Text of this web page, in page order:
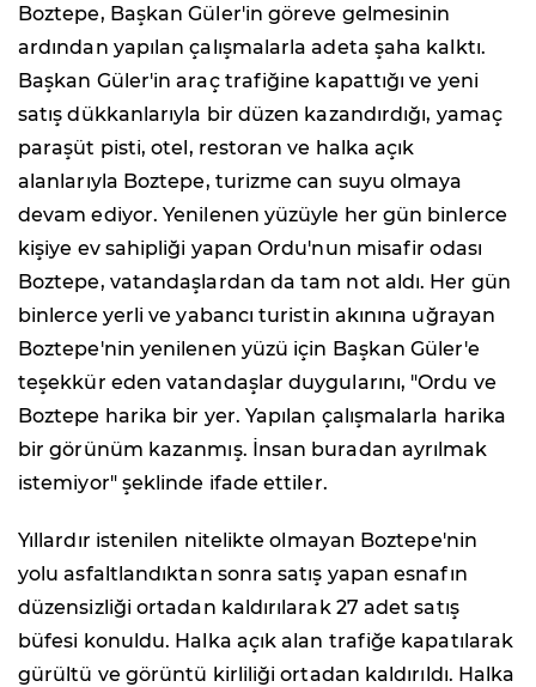
Boztepe, Başkan Güler'in göreve gelmesinin
ardından yapılan çalışmalarla adeta şaha kalktı.
Başkan Güler'in araç trafiğine kapattığı ve yeni
satış dükkanlarıyla bir düzen kazandırdığı, yamaç
paraşüt pisti, otel, restoran ve halka açık
alanlarıyla Boztepe, turizme can suyu olmaya
devam ediyor. Yenilenen yüzüyle her gün binlerce
kişiye ev sahipliği yapan Ordu'nun misafir odası
Boztepe, vatandaşlardan da tam not aldı. Her gün
binlerce yerli ve yabancı turistin akınına uğrayan
Boztepe'nin yenilenen yüzü için Başkan Güler'e
teşekkür eden vatandaşlar duygularını, "Ordu ve
Boztepe harika bir yer. Yapılan çalışmalarla harika
bir görünüm kazanmış. İnsan buradan ayrılmak
istemiyor" şeklinde ifade ettiler.
Yıllardır istenilen nitelikte olmayan Boztepe'nin
yolu asfaltlandıktan sonra satış yapan esnafın
düzensizliği ortadan kaldırılarak 27 adet satış
büfesi konuldu. Halka açık alan trafiğe kapatılarak
gürültü ve görüntü kirliliği ortadan kaldırıldı. Halka